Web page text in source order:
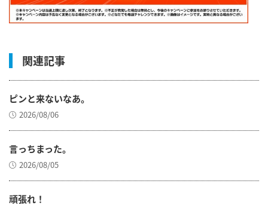
関連記事
ピンと来ないなあ。
2026/08/06
言っちまった。
2026/08/05
頑張れ！